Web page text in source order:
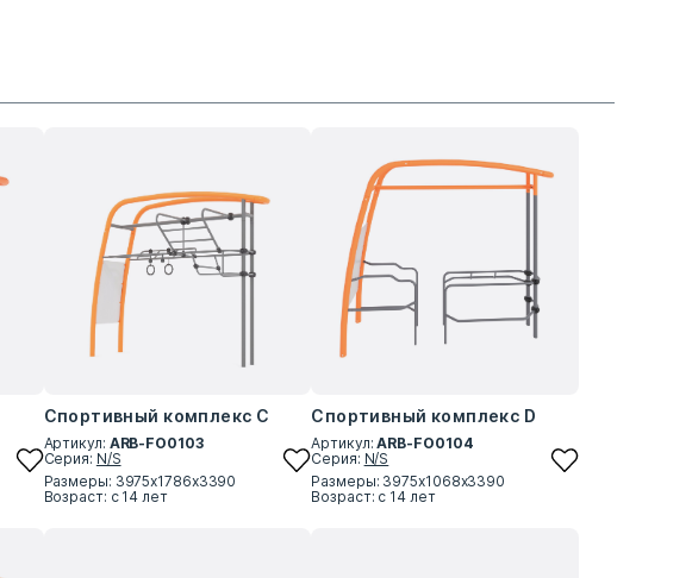
Спортивный комплекс C
Артикул: ARB-FO0103
Серия: N/S
Размеры: 3975х1786х3390
Возраст: с 14 лет
Спортивный комплекс D
Артикул:ARB-FO0104
Серия: N/S
Размеры: 3975х1068х3390
Возраст: с 14 лет